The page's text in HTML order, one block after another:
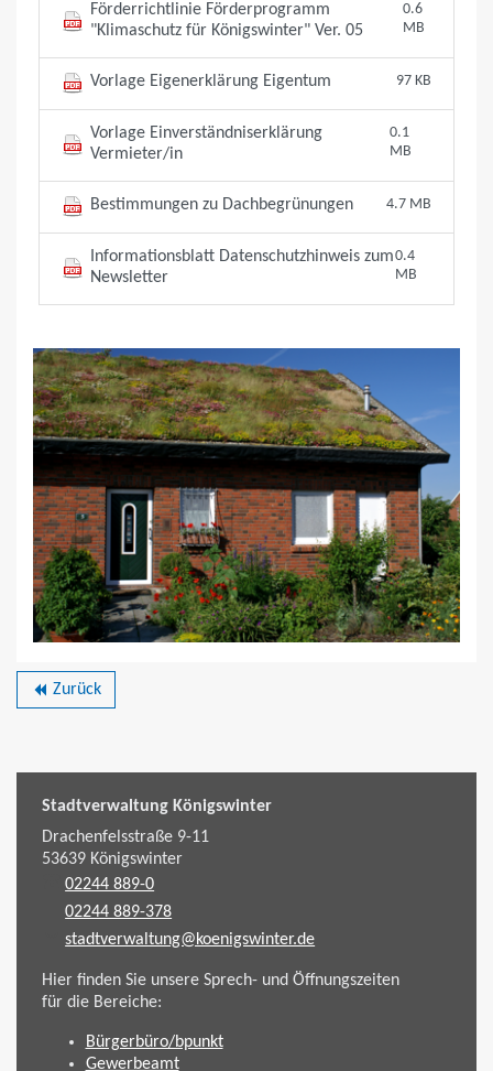
Förderrichtlinie Förderprogramm
"Klimaschutz für Königswinter" Ver. 05
0.6
MB
Vorlage Eigenerklärung Eigentum 97 KB
Vorlage Einverständniserklärung
Vermieter/in
0.1
MB
Bestimmungen zu Dachbegrünungen 4.7 MB
Informationsblatt Datenschutzhinweis zum
Newsletter
0.4
MB
backward Zurück
Stadtverwaltung Königswinter
Drachenfelsstraße 9-11
53639Königswinter
02244 889-0
02244 889-378
stadtverwaltung@koenigswinter.de
Hier finden Sie unsere Sprech- und Öffnungszeiten
für die Bereiche:
Bürgerbüro/bpunkt
Gewerbeamt